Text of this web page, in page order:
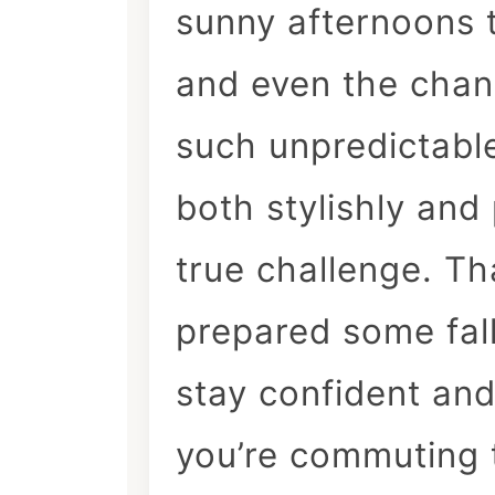
sunny afternoons
and even the
such
both stylishly and
true challenge.
prepared some
stay confident
you’re